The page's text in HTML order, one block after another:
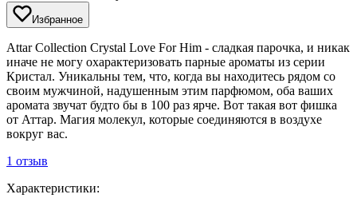
Избранное
Attar Collection Crystal Love For Him - сладкая парочка, и никак
иначе не могу охарактеризовать парные ароматы из серии
Кристал. Уникальны тем, что, когда вы находитесь рядом со
своим мужчиной, надушенным этим парфюмом, оба ваших
аромата звучат будто бы в 100 раз ярче. Вот такая вот фишка
от Аттар. Магия молекул, которые соединяются в воздухе
вокруг вас.
1 отзыв
Характеристики: